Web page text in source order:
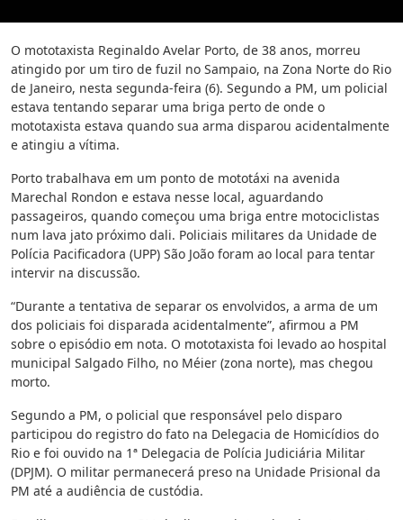
O mototaxista Reginaldo Avelar Porto, de 38 anos, morreu
atingido por um tiro de fuzil no Sampaio, na Zona Norte do Rio
de Janeiro, nesta segunda-feira (6). Segundo a PM, um policial
estava tentando separar uma briga perto de onde o
mototaxista estava quando sua arma disparou acidentalmente
e atingiu a vítima.
Porto trabalhava em um ponto de mototáxi na avenida
Marechal Rondon e estava nesse local, aguardando
passageiros, quando começou uma briga entre motociclistas
num lava jato próximo dali. Policiais militares da Unidade de
Polícia Pacificadora (UPP) São João foram ao local para tentar
intervir na discussão.
“Durante a tentativa de separar os envolvidos, a arma de um
dos policiais foi disparada acidentalmente”, afirmou a PM
sobre o episódio em nota. O mototaxista foi levado ao hospital
municipal Salgado Filho, no Méier (zona norte), mas chegou
morto.
Segundo a PM, o policial que responsável pelo disparo
participou do registro do fato na Delegacia de Homicídios do
Rio e foi ouvido na 1ª Delegacia de Polícia Judiciária Militar
(DPJM). O militar permanecerá preso na Unidade Prisional da
PM até a audiência de custódia.